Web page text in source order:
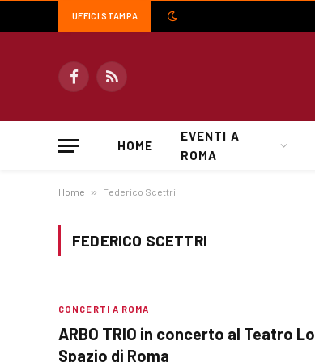
UFFICI STAMPA
FacebookRSS
HOME
EVENTI A
ROMA
Home » Federico Scettri
FEDERICO SCETTRI
CONCERTI A ROMA
ARBO TRIO in concerto al Teatro Lo
Spazio di Roma